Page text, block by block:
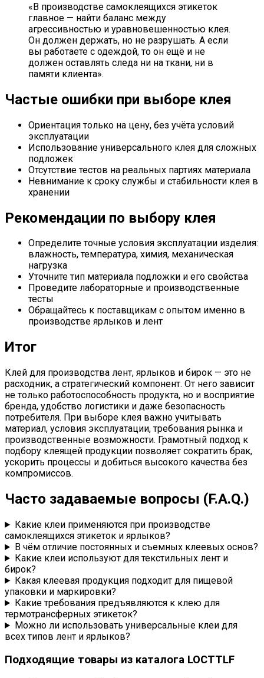
«В производстве самоклеящихся этикеток
главное — найти баланс между
агрессивностью и уравновешенностью клея.
Он должен держать, но не разрушать. А если
вы работаете с одеждой, то он ещё и не
должен оставлять следа ни на ткани, ни в
памяти клиента».
Частые ошибки при выборе клея
Ориентация только на цену, без учёта условий
эксплуатации
Использование универсального клея для сложных
подложек
Отсутствие тестов на реальных партиях материала
Невнимание к сроку службы и стабильности клея в
хранении
Рекомендации по выбору клея
Определите точные условия эксплуатации изделия:
влажность, температура, химия, механическая
нагрузка
Уточните тип материала подложки и его свойства
Проведите лабораторные и производственные
тесты
Обращайтесь к поставщикам с опытом именно в
производстве ярлыков и лент
Итог
Клей для производства лент, ярлыков и бирок — это не
расходник, а стратегический компонент. От него зависит
не только работоспособность продукта, но и восприятие
бренда, удобство логистики и даже безопасность
потребителя. При выборе клея важно учитывать
материал, условия эксплуатации, требования рынка и
производственные возможности. Грамотный подход к
подбору клеящей продукции позволяет сократить брак,
ускорить процессы и добиться высокого качества без
компромиссов.
Часто задаваемые вопросы (F.A.Q.)
Какие клеи применяются при производстве
самоклеящихся этикеток и ярлыков?
В чём отличие постоянных и съемных клеевых основ?
Какие клеи используют для текстильных лент и
бирок?
Какая клеевая продукция подходит для пищевой
упаковки и маркировки?
Какие требования предъявляются к клею для
термотрансферных этикеток?
Можно ли использовать универсальные клеи для
всех типов лент и ярлыков?
Подходящие товары из каталога LOCTTLF